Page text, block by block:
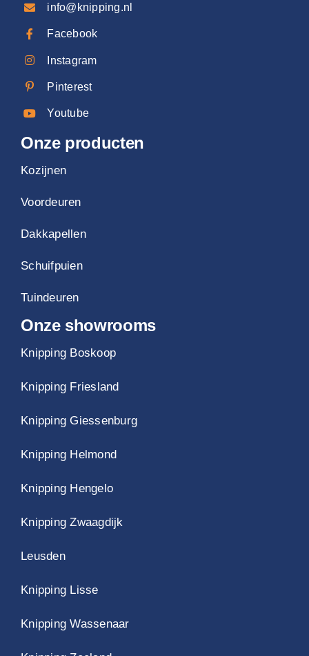
info@knipping.nl
Facebook
Instagram
Pinterest
Youtube
Onze producten
Kozijnen
Voordeuren
Dakkapellen
Schuifpuien
Tuindeuren
Onze showrooms
Knipping Boskoop
Knipping Friesland
Knipping Giessenburg
Knipping Helmond
Knipping Hengelo
Knipping Zwaagdijk
Leusden
Knipping Lisse
Knipping Wassenaar